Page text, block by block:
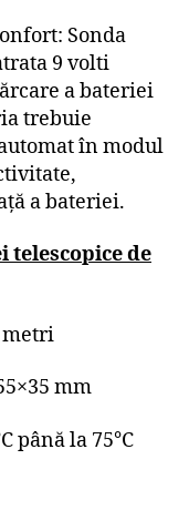
Sonda
9 volti
a bateriei
trebuie
în modul
a bateriei.
telescopice de
metri
mm
până la 75°C